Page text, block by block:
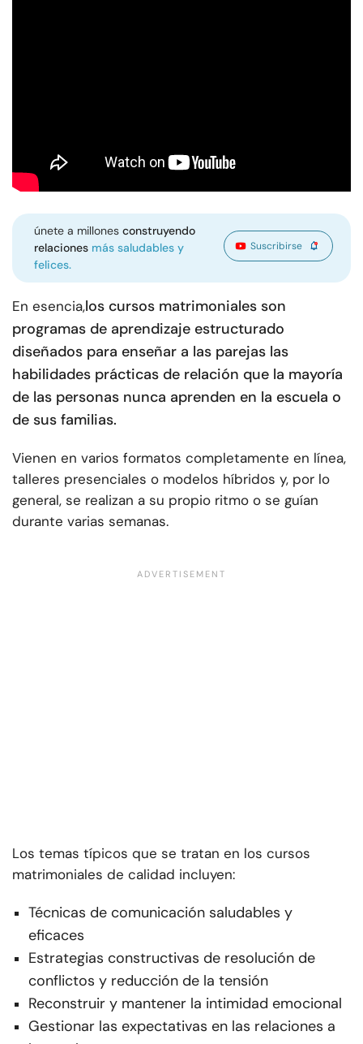
únete a millonesconstruyendo
relaciones más saludables y
felices.
Suscribirse
En esencia,los cursos matrimoniales son
programas de aprendizaje estructurado
diseñados para enseñar a las parejas las
habilidades prácticas de relación que la mayoría
de las personas nunca aprenden en la escuela o
de sus familias.
Vienen en varios formatos completamente en línea,
talleres presenciales o modelos híbridos y, por lo
general, se realizan a su propio ritmo o se guían
durante varias semanas.
Los temas típicos que se tratan en los cursos
matrimoniales de calidad incluyen:
Técnicas de comunicación saludables y
eficaces
Estrategias constructivas de resolución de
conflictos y reducción de la tensión
Reconstruir y mantener la intimidad emocional
Gestionar las expectativas en las relaciones a